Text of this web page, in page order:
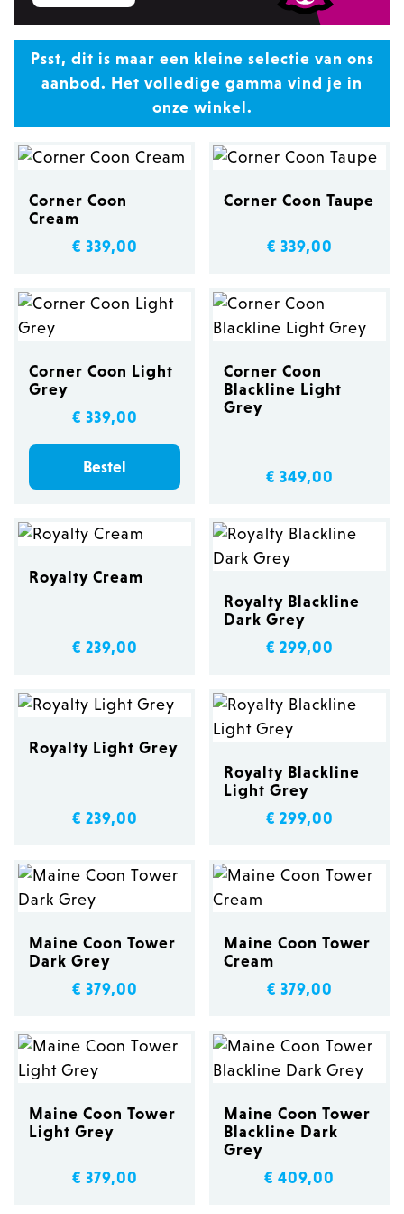
Psst, dit is maar een kleine selectie van ons
aanbod. Het volledige gamma vind je in
onze winkel.
Corner Coon
Cream
€ 339,00
Corner Coon Taupe
€ 339,00
Corner Coon Light
Grey
€ 339,00
Bestel
Corner Coon
Blackline Light
Grey
€ 349,00
Royalty Cream
€ 239,00
Royalty Blackline
Dark Grey
€ 299,00
Royalty Light Grey
€ 239,00
Royalty Blackline
Light Grey
€ 299,00
Maine Coon Tower
Dark Grey
€ 379,00
Maine Coon Tower
Cream
€ 379,00
Maine Coon Tower
Light Grey
€ 379,00
Maine Coon Tower
Blackline Dark
Grey
€ 409,00